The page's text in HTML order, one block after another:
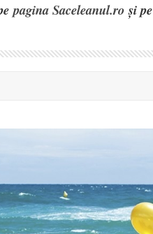
pagina Saceleanul.roși pe